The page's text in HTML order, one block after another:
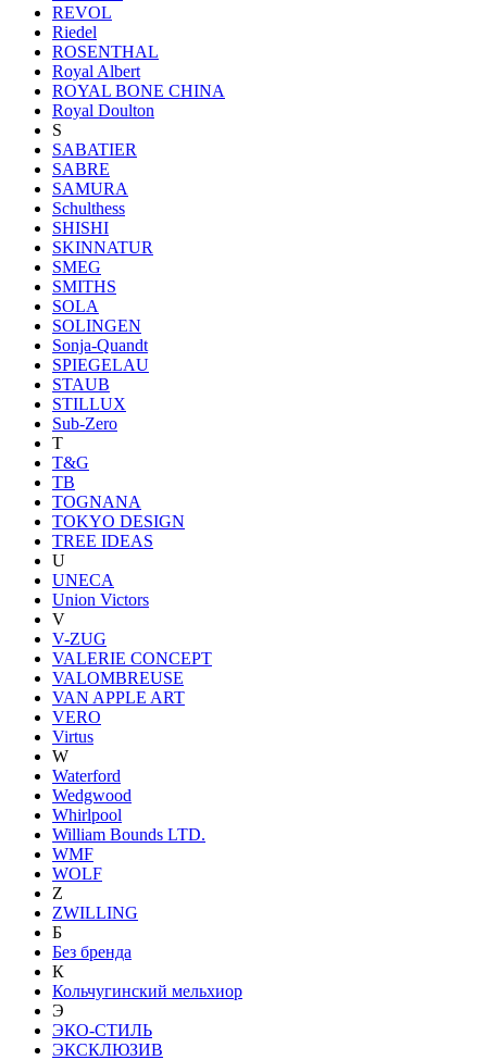
REVOL
Riedel
ROSENTHAL
Royal Albert
ROYAL BONE CHINA
Royal Doulton
S
SABATIER
SABRE
SAMURA
Schulthess
SHISHI
SKINNATUR
SMEG
SMITHS
SOLA
SOLINGEN
Sonja-Quandt
SPIEGELAU
STAUB
STILLUX
Sub-Zero
T
T&G
TB
TOGNANA
TOKYO DESIGN
TREE IDEAS
U
UNECA
Union Victors
V
V-ZUG
VALERIE CONCEPT
VALOMBREUSE
VAN APPLE ART
VERO
Virtus
W
Waterford
Wedgwood
Whirlpool
William Bounds LTD.
WMF
WOLF
Z
ZWILLING
Б
Без бренда
К
Кольчугинский мельхиор
Э
ЭКО-СТИЛЬ
ЭКСКЛЮЗИВ